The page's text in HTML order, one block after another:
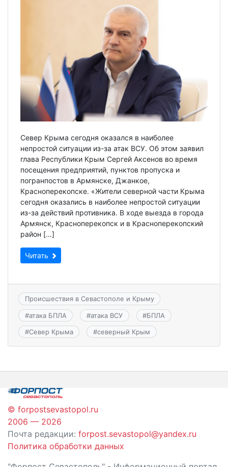
Север Крыма сегодня оказался в наиболее
непростой ситуации из-за атак ВСУ. Об этом заявил
глава Республики Крым Сергей Аксенов во время
посещения предприятий, пунктов пропуска и
погранпостов в Армянске, Джанкое,
Красноперекопске. «Жители северной части Крыма
сегодня оказались в наиболее непростой ситуации
из-за действий противника. В ходе выезда в города
Армянск, Красноперекопск и в Красноперекопский
район […]
Читать
Происшествия в Севастополе и Крыму
#атака БПЛА #атака ВСУ #БПЛА
#Север Крыма #северный Крым
© forpostsevastopol.ru
2006 — 2026
Почта редакции: forpost.sevastopol@yandex.ru
Политика обработки данных